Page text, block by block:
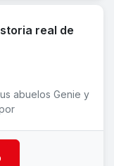
real de
abuelos Genie y